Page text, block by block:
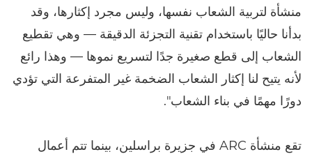
منشأة لتربية الشعاب نفسها، وليس مجرد إكثارها، وقد
بدأنا حاليًا باستخدام تقنية التجزئة الدقيقة — وهي تقطيع
الشعاب إلى قطع صغيرة جدًا لتسريع نموها — وهذا رائع
لأنه يتيح لنا إكثار الشعاب الضخمة غير المتفرعة التي تؤدي
دورًا مهمًا في بناء الشعاب".
تقع منشأة ARC في جزيرة براسلين، بينما تتم أعمال